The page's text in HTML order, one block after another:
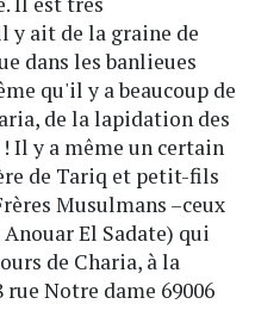
y ait de la graine de
dans les banlieues
qu'il y a beaucoup de
de la lapidation des
Il y a même un certain
de Tariq et petit-fils
Musulmans –ceux
El Sadate) qui
de Charia, à la
Notre dame 69006